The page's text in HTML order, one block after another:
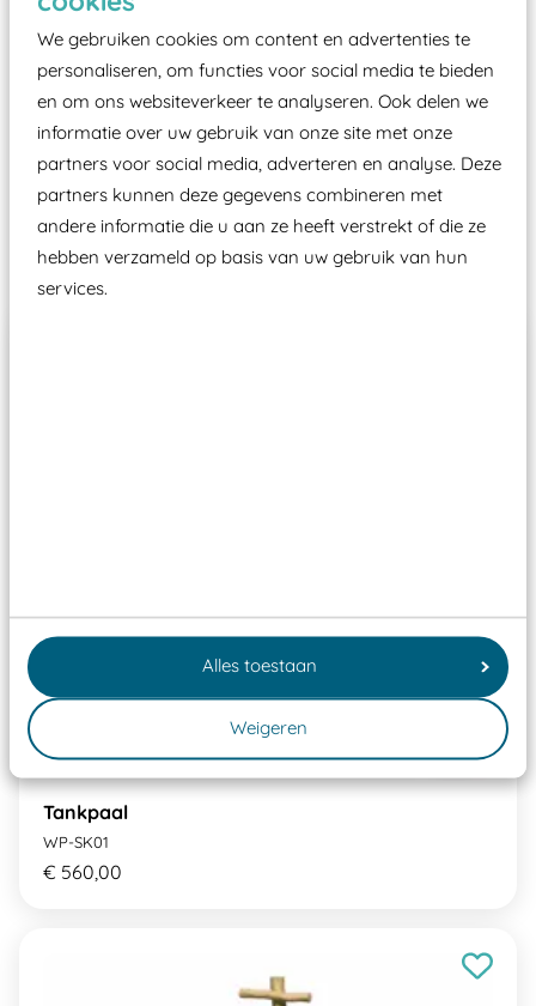
We gebruiken cookies om content en advertenties te
personaliseren, om functies voor social media te bieden
en om ons websiteverkeer te analyseren. Ook delen we
informatie over uw gebruik van onze site met onze
partners voor social media, adverteren en analyse. Deze
partners kunnen deze gegevens combineren met
andere informatie die u aan ze heeft verstrekt of die ze
hebben verzameld op basis van uw gebruik van hun
services.
Alles toestaan
Weigeren
aangewezen keuringsinstantie?
Wij ook speeltoestellen kunnen laten keuren zodat
ze toch binnen het Warenwetbesluit Attractie- en
Speeltoestellen vallen?
Past er goed bij
Tankpaal
WP-SK01
€ 560,00